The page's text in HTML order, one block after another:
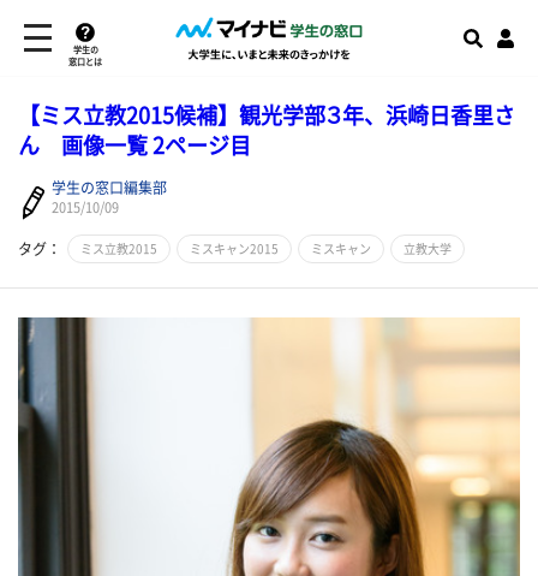
学生の
窓口とは
【ミス立教2015候補】観光学部３年、浜崎日香里さ
ん 画像一覧 2ページ目
学生の窓口編集部
2015/10/09
タグ： ミス立教2015 ミスキャン2015 ミスキャン 立教大学